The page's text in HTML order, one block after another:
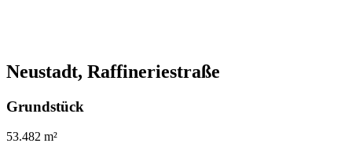
Neustadt, Raffineriestraße
Grundstück
53.482 m²